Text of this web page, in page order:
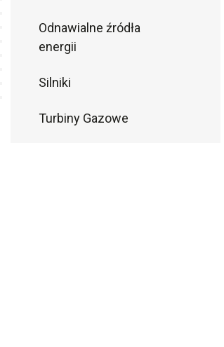
Odnawialne źródła
energii
Silniki
Turbiny Gazowe